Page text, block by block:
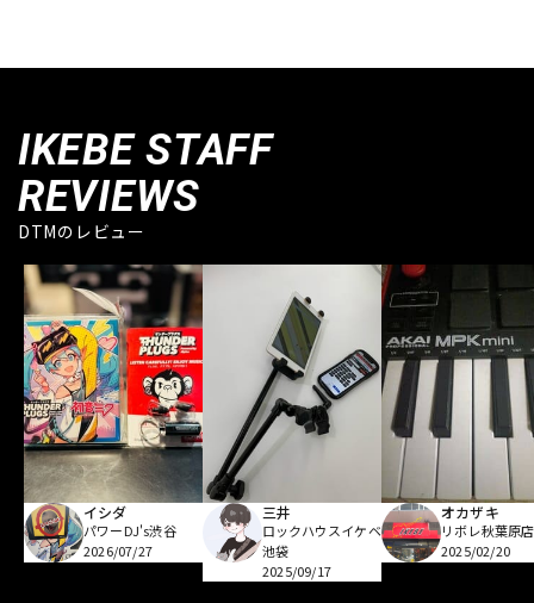
IKEBE STAFF
REVIEWS
DTMのレビュー
イシダ
パワーDJ's渋谷
2026/07/27
三井
ロックハウスイケベ
池袋
2025/09/17
オカザキ
リボレ秋葉原店
2025/02/20